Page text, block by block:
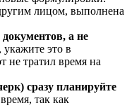
лицом, выполнена
а не
это в
не тратил время на
сразу планируйте
так как